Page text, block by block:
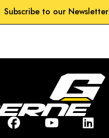
Subscribe to our Newsletter